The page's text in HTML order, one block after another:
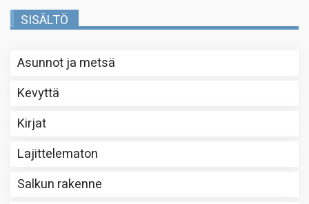
SISÄLTÖ
Asunnot ja metsä
Kevyttä
Kirjat
Lajittelematon
Salkun rakenne